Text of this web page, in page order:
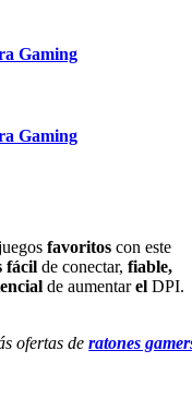
Gaming
Gaming
favoritos con este
fácil de conectar,fiable,
de aumentarel DPI.
ofertas deratones